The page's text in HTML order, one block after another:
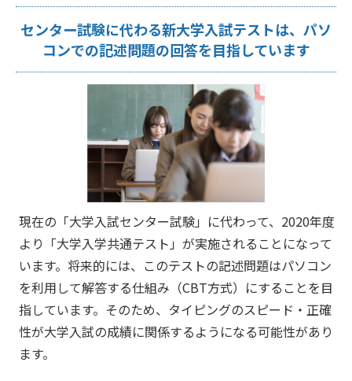
センター試験に代わる新大学入試テストは、パソ
コンでの記述問題の回答を目指しています
現在の「大学入試センター試験」に代わって、2020年度
より「大学入学共通テスト」が実施されることになって
います。将来的には、このテストの記述問題はパソコン
を利用して解答する仕組み（CBT方式）にすることを目
指しています。そのため、タイピングのスピード・正確
性が大学入試の成績に関係するようになる可能性があり
ます。